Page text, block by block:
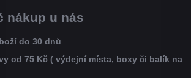
nákup u nás
do 30 dnů
od 75 Kč ( výdejní místa, boxy či balík na